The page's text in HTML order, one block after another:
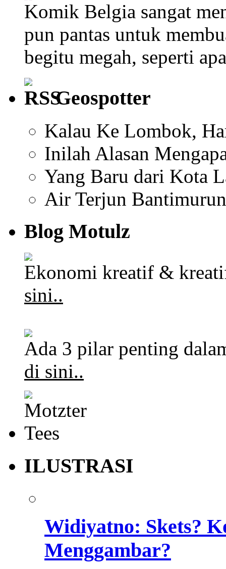
Komik Belgia sangat
pun pantas untuk
begitu megah, seperti
Geospotter
Kalau Ke Lombok,
Inilah Alasan
Yang Baru dari Kota
Air Terjun
Blog Motulz
Ekonomi kreatif &
sini..
Ada 3 pilar penting
di sini..
ILUSTRASI
Widiyatno: Skets?
Menggambar?